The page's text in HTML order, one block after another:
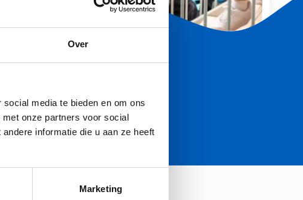
Over
media te bieden en om ons
onze partners voor social
informatie die u aan ze heeft
Marketing